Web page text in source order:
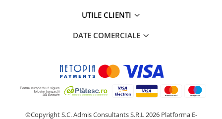
UTILE CLIENTI
DATE COMERCIALE
©Copyright S.C. Admis Consultants S.R.L 2026 Platforma E-